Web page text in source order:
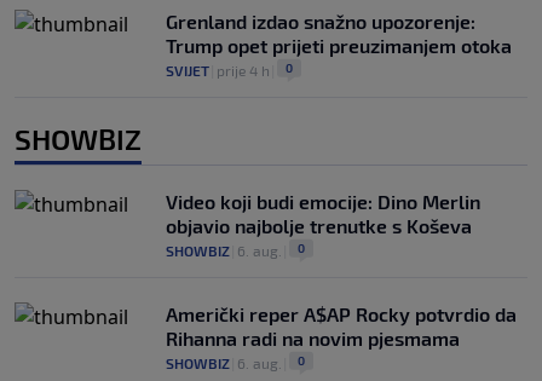
Grenland izdao snažno upozorenje:
Trump opet prijeti preuzimanjem otoka
SVIJET prije 4 h 0
SHOWBIZ
Video koji budi emocije: Dino Merlin
objavio najbolje trenutke s Koševa
SHOWBIZ 6. aug. 0
Američki reper A$AP Rocky potvrdio da
Rihanna radi na novim pjesmama
SHOWBIZ 6. aug. 0